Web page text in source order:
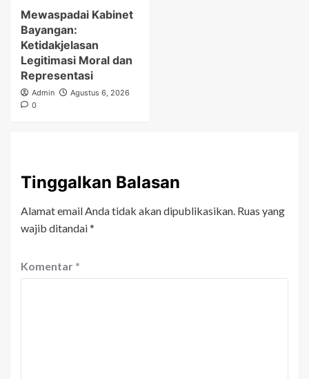
Mewaspadai Kabinet
Bayangan:
Ketidakjelasan
Legitimasi Moral dan
Representasi
Admin
Agustus 6, 2026
0
Tinggalkan Balasan
Alamat email Anda tidak akan dipublikasikan. Ruas yang
wajib ditandai*
Komentar *